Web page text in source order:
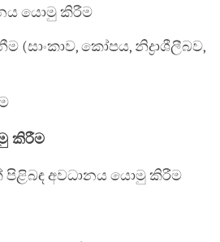
යොමු කිරීම
(සාංකාව, කෝපය, නිද්‍රාශීලීබව,
කිරීම
අවධානය යොමු කිරීම